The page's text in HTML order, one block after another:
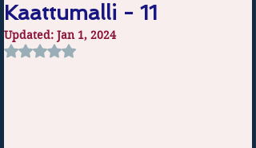
Kaattumalli - 11
Updated: Jan 1, 2024
Rated NaN out of 5 stars.